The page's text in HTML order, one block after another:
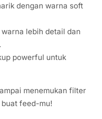
dengan warna soft
lebih detail dan
powerful untuk
menemukan filter
feed-mu!